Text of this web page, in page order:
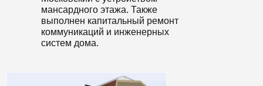
мансардного этажа. Также
выполнен капитальный ремонт
коммуникаций и инженерных
систем дома.